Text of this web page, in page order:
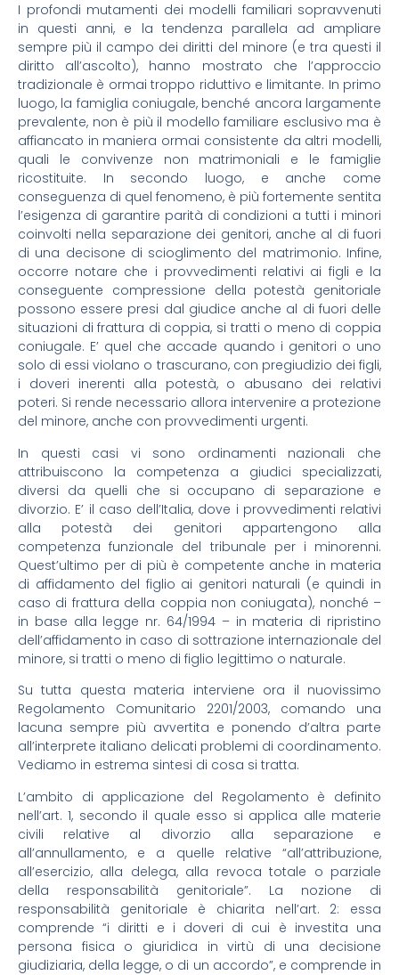
I profondi mutamenti dei modelli familiari sopravvenuti
in questi anni, e la tendenza parallela ad ampliare
sempre più il campo dei diritti del minore (e tra questi il
diritto all’ascolto), hanno mostrato che l’approccio
tradizionale è ormai troppo riduttivo e limitante. In primo
luogo, la famiglia coniugale, benché ancora largamente
prevalente, non è più il modello familiare esclusivo ma è
affiancato in maniera ormai consistente da altri modelli,
quali le convivenze non matrimoniali e le famiglie
ricostituite. In secondo luogo, e anche come
conseguenza di quel fenomeno, è più fortemente sentita
l’esigenza di garantire parità di condizioni a tutti i minori
coinvolti nella separazione dei genitori, anche al di fuori
di una decisone di scioglimento del matrimonio. Infine,
occorre notare che i provvedimenti relativi ai figli e la
conseguente compressione della potestà genitoriale
possono essere presi dal giudice anche al di fuori delle
situazioni di frattura di coppia, si tratti o meno di coppia
coniugale. E’ quel che accade quando i genitori o uno
solo di essi violano o trascurano, con pregiudizio dei figli,
i doveri inerenti alla potestà, o abusano dei relativi
poteri. Si rende necessario allora intervenire a protezione
del minore, anche con provvedimenti urgenti.
In questi casi vi sono ordinamenti nazionali che
attribuiscono la competenza a giudici specializzati,
diversi da quelli che si occupano di separazione e
divorzio. E’ il caso dell’Italia, dove i provvedimenti relativi
alla potestà dei genitori appartengono alla
competenza funzionale del tribunale per i minorenni.
Quest’ultimo per di più è competente anche in materia
di affidamento del figlio ai genitori naturali (e quindi in
caso di frattura della coppia non coniugata), nonché –
in base alla legge nr. 64/1994 – in materia di ripristino
dell’affidamento in caso di sottrazione internazionale del
minore, si tratti o meno di figlio legittimo o naturale.
Su tutta questa materia interviene ora il nuovissimo
Regolamento Comunitario 2201/2003, comando una
lacuna sempre più avvertita e ponendo d’altra parte
all’interprete italiano delicati problemi di coordinamento.
Vediamo in estrema sintesi di cosa si tratta.
L’ambito di applicazione del Regolamento è definito
nell’art. 1, secondo il quale esso si applica alle materie
civili relative al divorzio alla separazione e
all’annullamento, e a quelle relative “all’attribuzione,
all’esercizio, alla delega, alla revoca totale o parziale
della responsabilità genitoriale”. La nozione di
responsabilità genitoriale è chiarita nell’art. 2: essa
comprende “i diritti e i doveri di cui è investita una
persona fisica o giuridica in virtù di una decisione
giudiziaria, della legge, o di un accordo”, e comprende in